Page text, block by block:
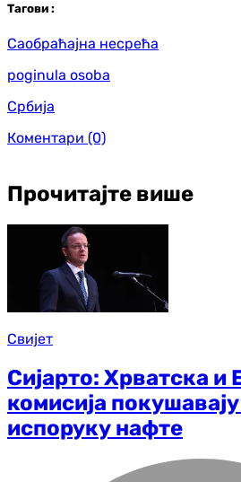
Тагови :
Саобраћајна несрећа
poginula osoba
Србија
Коментари (0)
Прочитајте више
Свијет
Сијарто: Хрватска и
комисија
испоруку нафте